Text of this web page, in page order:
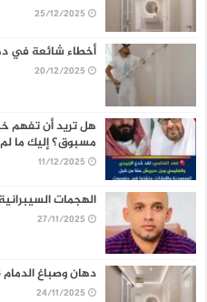
25/12/2025
أخطاء شائعة في
20/12/2025
هل تريد أن تفهم
مسبوق؟ إليك ما
11/12/2025
الهجمات
27/11/2025
دهان وصباغ الدمام 2026 – خبراء ديكورات وأصباغ الشرقية
24/11/2025